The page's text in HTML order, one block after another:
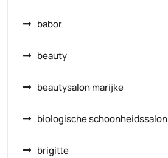
babor
beauty
beautysalon marijke
biologische schoonheidssalon
brigitte